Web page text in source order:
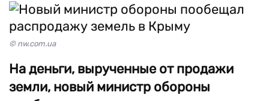
© nw.com.ua
На деньги, вырученные от продажи
земли, новый министр обороны